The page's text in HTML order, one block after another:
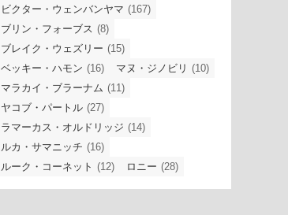
ビクター・ウェンバンヤマ (167)
ブリン・フォーブス (8)
ブレイク・ウェズリー (15)
ベッキー・ハモン (16) マヌ・ジノビリ (10)
マラカイ・ブラーナム (11)
ヤコブ・パートル (27)
ラマーカス・オルドリッジ (14)
ルカ・サマニッチ (16)
ルーク・コーネット (12) ロニー (28)